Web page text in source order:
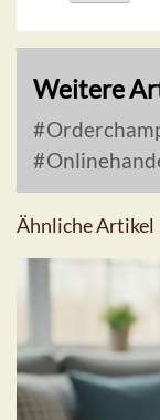
Weitere
Ähnliche Artikel